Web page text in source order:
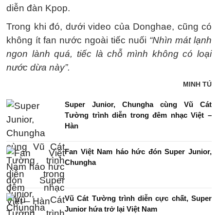
diễn đàn Kpop.
Trong khi đó, dưới video của Donghae, cũng có
không ít fan nước ngoài tiếc nuối “Nhìn mát lạnh
ngon lành quá, tiếc là chỗ mình không có loại
nước dừa này”.
MINH TÚ
Super Junior, Chungha cùng Vũ Cát
Tường trình diễn trong đêm nhạc Việt –
Hàn
Fan Việt Nam háo hức đón Super Junior,
Chungha
Vũ Cát Tường trình diễn cực chất, Super
Junior hứa trở lại Việt Nam